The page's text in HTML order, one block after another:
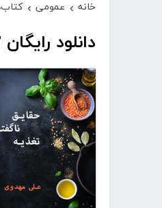
خانه › عمومی ›
دانلود رایگان PDF کتاب حقایق ناگفته تغذیه